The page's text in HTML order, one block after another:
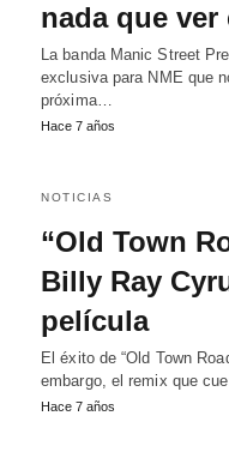
nada que ver
La banda Manic Street
exclusiva para NME que
próxima…
Hace 7 años
NOTICIAS
“Old Town
Billy Ray
película
El éxito de “Old Town
embargo, el remix que
Hace 7 años